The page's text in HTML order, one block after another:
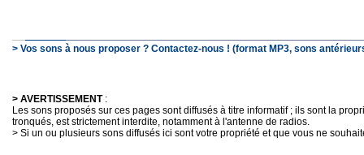
> Vos sons à nous proposer ? Contactez-nous ! (format MP3, sons
> AVERTISSEMENT:
Les sons proposés sur ces pages sont diffusés à titre informatif ; ils sont la
tronqués, est strictement interdite, notamment à l'antenne de radios.
> Si un ou plusieurs sons diffusés ici sont votre propriété et que vous ne